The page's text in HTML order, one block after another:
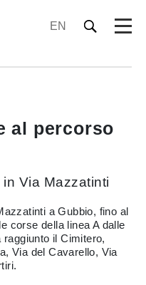
EN
al percorso
Via Mazzatinti
a Gubbio, fino al
corse della linea A dalle
il Cimitero,
Via del Cavarello, Via